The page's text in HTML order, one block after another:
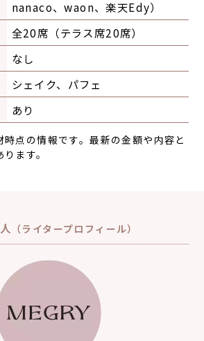
nanaco、waon、楽天Edy）
全20席（テラス席20席）
なし
シェイク、パフェ
あり
点の情報です。最新の金額や内容と
ます。
（ライタープロフィール）